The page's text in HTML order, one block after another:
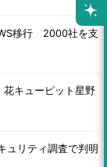
移行 2000社を支
キューピット星野
ュリティ調査で判明